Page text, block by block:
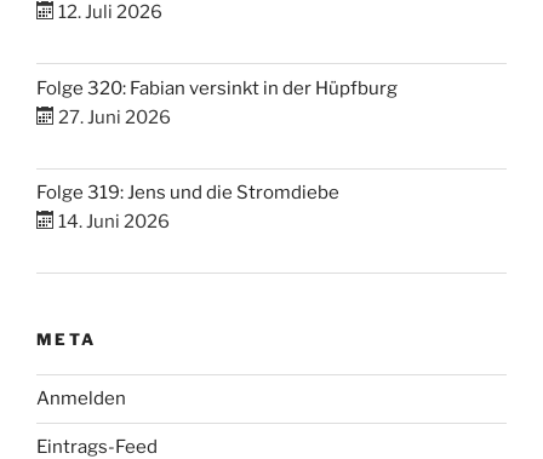
12. Juli 2026
Folge 320: Fabian versinkt in der Hüpfburg
27. Juni 2026
Folge 319: Jens und die Stromdiebe
14. Juni 2026
META
Anmelden
Eintrags-Feed